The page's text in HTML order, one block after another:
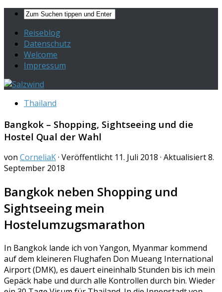
Reiseblog
Datenschutz
Welcome
Impressum
Thailand
Bangkok – Shopping, Sightseeing und die
Hostel Qual der Wahl
von CorneliaK· Veröffentlicht 11. Juli 2018 · Aktualisiert8.
September 2018
Bangkok neben Shopping und
Sightseeing mein
Hostelumzugsmarathon
In Bangkok lande ich von Yangon, Myanmar kommend
auf dem kleineren Flughafen Don Mueang International
Airport (DMK), es dauert eineinhalb Stunden bis ich mein
Gepäck habe und durch alle Kontrollen durch bin. Wieder